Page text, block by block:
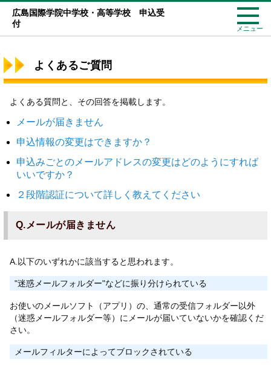
広島国際学院中学校・高等学校 申込受
付
メニュー
よくあるご質問
よくある質問と、その回答を掲載します。
メールが届きません
申込情報の変更はできますか？
申込みごとのメールアドレスの変更はどのようにすれば
いいですか？
２段階認証について詳しく教えてください
Q.メールが届きません
A.以下のいずれかに該当すると思われます。
"迷惑メールフォルダー"などに振り分けられている
お使いのメールソフト（アプリ）の、通常の受信フォルダー以外
（迷惑メールフォルダー等）にメールが届いていないかを確認くだ
さい。
メールフィルターによってブロックされている